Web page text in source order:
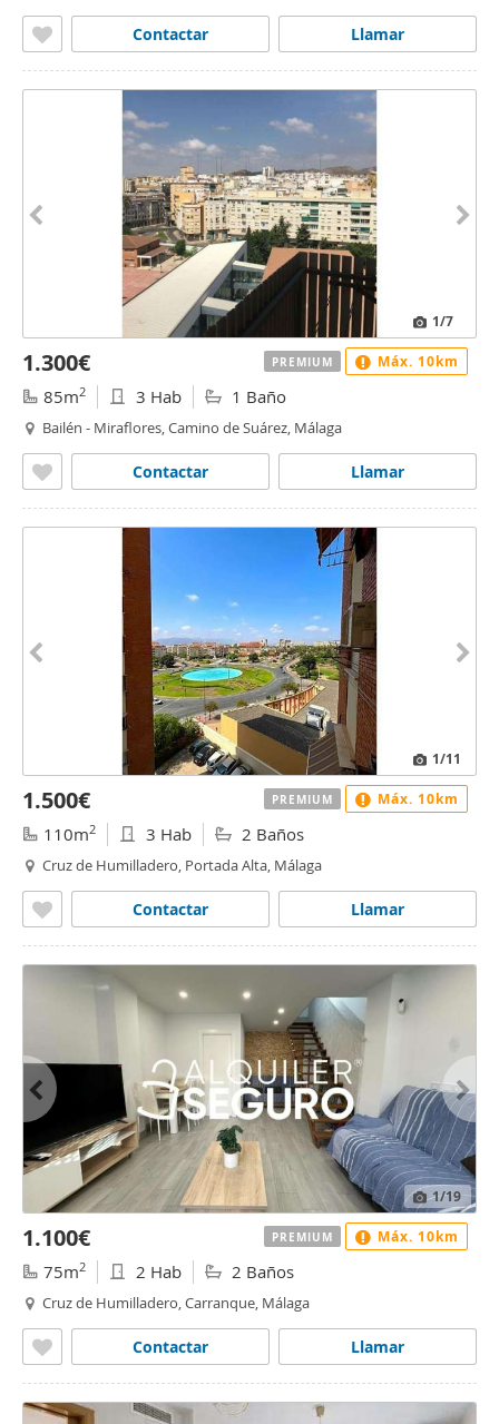
Llamar
Contactar
1/7
1.300€
85m2 3 Hab 1 Baño
Bailén - Miraflores, Camino de Suárez, Málaga
Llamar
Contactar
PREMIUM Máx. 10km
1/11
1.500€
110m2 3 Hab 2 Baños
Cruz de Humilladero, Portada Alta, Málaga
Llamar
Contactar
PREMIUM Máx. 10km
1/19
1.100€
75m2 2 Hab 2 Baños
Cruz de Humilladero, Carranque, Málaga
Llamar
Contactar
PREMIUM Máx. 10km